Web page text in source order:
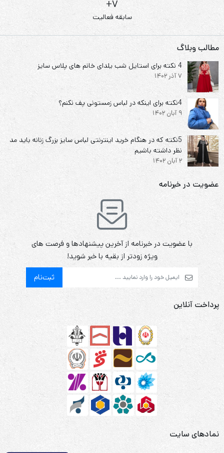
7+
سابقه فعالیت
مطالب وبلاگ
4 نکته برای استایل شب یلدای خانم های پلاس سایز
7 آذر 1402
4نکته برای اینکه در لباس زمستونی پف نکنم؟
9 آبان 1402
5نکته که در هنگام خرید اینترنتی لباس سایز بزرگ زنانه باید مد
نظر داشته باشیم
2 آبان 1402
عضویت در خبرنامه
با عضویت در خبرنامه از آخرین پیشنهادها و فرصت های
ویژه زودتر از بقیه با خبر شوید!
ثبت‌نام
پرداخت آنلاین
نمادهای سایت